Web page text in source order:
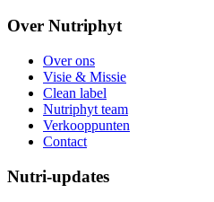
Over Nutriphyt
Over ons
Visie & Missie
Clean label
Nutriphyt team
Verkooppunten
Contact
Nutri-updates